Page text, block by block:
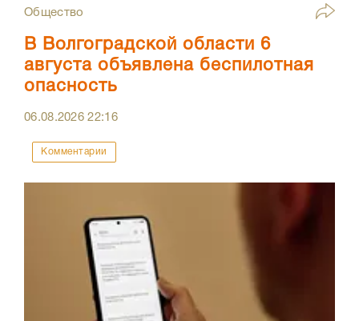
Общество
В Волгоградской области 6
августа объявлена беспилотная
опасность
06.08.202622:16
Комментарии